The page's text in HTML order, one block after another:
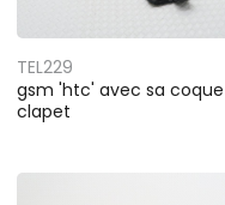
TEL229
gsm 'htc' avec sa
clapet